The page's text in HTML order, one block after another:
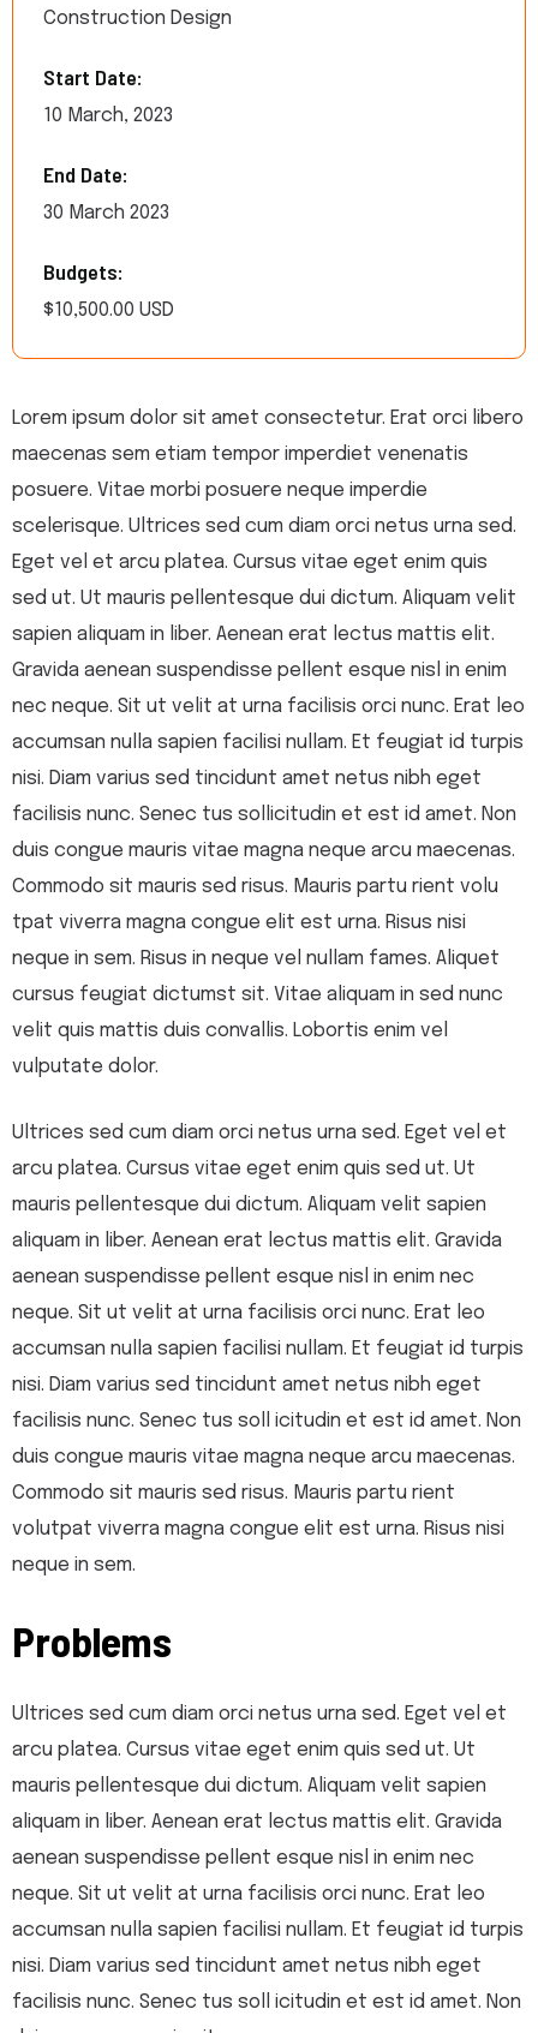
Construction Design
Start Date:
10 March, 2023
End Date:
30 March 2023
Budgets:
$10,500.00 USD
Lorem ipsum dolor sit amet consectetur. Erat orci libero
maecenas sem etiam tempor imperdiet venenatis
posuere. Vitae morbi posuere neque imperdie
scelerisque. Ultrices sed cum diam orci netus urna sed.
Eget vel et arcu platea. Cursus vitae eget enim quis
sed ut. Ut mauris pellentesque dui dictum. Aliquam velit
sapien aliquam in liber. Aenean erat lectus mattis elit.
Gravida aenean suspendisse pellent esque nisl in enim
nec neque. Sit ut velit at urna facilisis orci nunc. Erat leo
accumsan nulla sapien facilisi nullam. Et feugiat id turpis
nisi. Diam varius sed tincidunt amet netus nibh eget
facilisis nunc. Senec tus sollicitudin et est id amet. Non
duis congue mauris vitae magna neque arcu maecenas.
Commodo sit mauris sed risus. Mauris partu rient volu
tpat viverra magna congue elit est urna. Risus nisi
neque in sem. Risus in neque vel nullam fames. Aliquet
cursus feugiat dictumst sit. Vitae aliquam in sed nunc
velit quis mattis duis convallis. Lobortis enim vel
vulputate dolor.
Ultrices sed cum diam orci netus urna sed. Eget vel et
arcu platea. Cursus vitae eget enim quis sed ut. Ut
mauris pellentesque dui dictum. Aliquam velit sapien
aliquam in liber. Aenean erat lectus mattis elit. Gravida
aenean suspendisse pellent esque nisl in enim nec
neque. Sit ut velit at urna facilisis orci nunc. Erat leo
accumsan nulla sapien facilisi nullam. Et feugiat id turpis
nisi. Diam varius sed tincidunt amet netus nibh eget
facilisis nunc. Senec tus soll icitudin et est id amet. Non
duis congue mauris vitae magna neque arcu maecenas.
Commodo sit mauris sed risus. Mauris partu rient
volutpat viverra magna congue elit est urna. Risus nisi
neque in sem.
Problems
Ultrices sed cum diam orci netus urna sed. Eget vel et
arcu platea. Cursus vitae eget enim quis sed ut. Ut
mauris pellentesque dui dictum. Aliquam velit sapien
aliquam in liber. Aenean erat lectus mattis elit. Gravida
aenean suspendisse pellent esque nisl in enim nec
neque. Sit ut velit at urna facilisis orci nunc. Erat leo
accumsan nulla sapien facilisi nullam. Et feugiat id turpis
nisi. Diam varius sed tincidunt amet netus nibh eget
facilisis nunc. Senec tus soll icitudin et est id amet. Non